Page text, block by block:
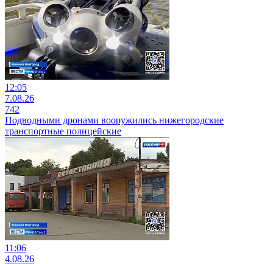
12:05
7.08.26
742
Подводными дронами вооружились нижегородские
транспортные полицейские
11:06
4.08.26